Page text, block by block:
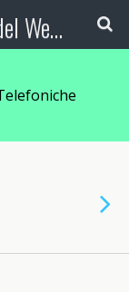
Booking Blog™ - Il blog del Web Marketing Turistico